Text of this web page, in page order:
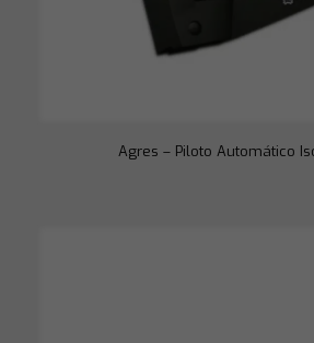
Agres – Piloto Automático